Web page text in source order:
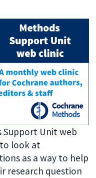
Support Unit web
look at
as a way to help
research question